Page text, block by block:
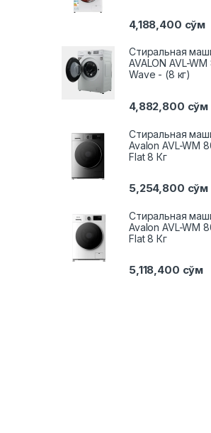
4,188,400 сўм
Стиральная
AVALON AVL-
Wave - (8 кг)
4,882,800 сўм
Стиральная
Avalon AVL-WM
Flat 8 Кг
5,254,800 сўм
Стиральная
Avalon AVL-WM
Flat 8 Кг
5,118,400 сўм